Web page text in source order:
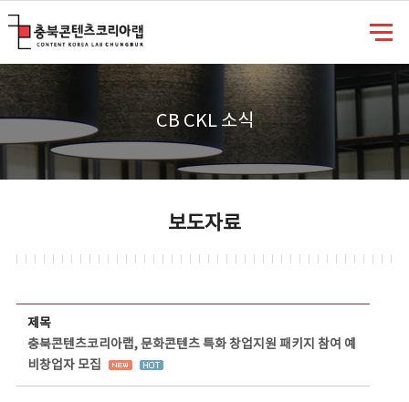
CB CKL 소식
보도자료
제목
충북콘텐츠코리아랩, 문화콘텐츠 특화 창업지원 패키지 참여 예
비창업자 모집